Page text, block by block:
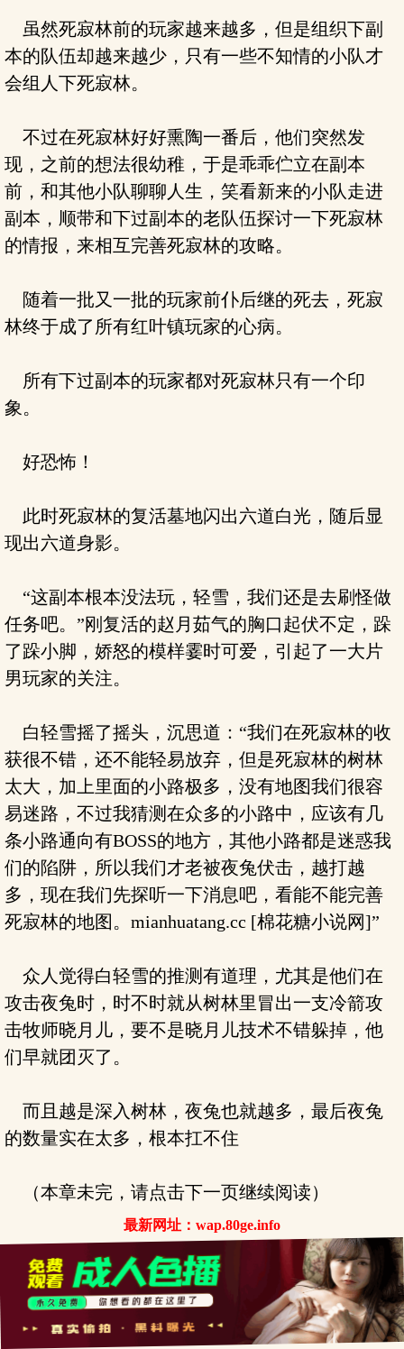
虽然死寂林前的玩家越来越多，但是组织下副
本的队伍却越来越少，只有一些不知情的小队才
会组人下死寂林。
不过在死寂林好好熏陶一番后，他们突然发
现，之前的想法很幼稚，于是乖乖伫立在副本
前，和其他小队聊聊人生，笑看新来的小队走进
副本，顺带和下过副本的老队伍探讨一下死寂林
的情报，来相互完善死寂林的攻略。
随着一批又一批的玩家前仆后继的死去，死寂
林终于成了所有红叶镇玩家的心病。
所有下过副本的玩家都对死寂林只有一个印
象。
好恐怖！
此时死寂林的复活墓地闪出六道白光，随后显
现出六道身影。
“这副本根本没法玩，轻雪，我们还是去刷怪做
任务吧。”刚复活的赵月茹气的胸口起伏不定，跺
了跺小脚，娇怒的模样霎时可爱，引起了一大片
男玩家的关注。
白轻雪摇了摇头，沉思道：“我们在死寂林的收
获很不错，还不能轻易放弃，但是死寂林的树林
太大，加上里面的小路极多，没有地图我们很容
易迷路，不过我猜测在众多的小路中，应该有几
条小路通向有BOSS的地方，其他小路都是迷惑我
们的陷阱，所以我们才老被夜兔伏击，越打越
多，现在我们先探听一下消息吧，看能不能完善
死寂林的地图。mianhuatang.cc [棉花糖小说网]”
众人觉得白轻雪的推测有道理，尤其是他们在
攻击夜兔时，时不时就从树林里冒出一支冷箭攻
击牧师晓月儿，要不是晓月儿技术不错躲掉，他
们早就团灭了。
而且越是深入树林，夜兔也就越多，最后夜兔
的数量实在太多，根本扛不住
（本章未完，请点击下一页继续阅读）
最新网址：wap.80ge.info